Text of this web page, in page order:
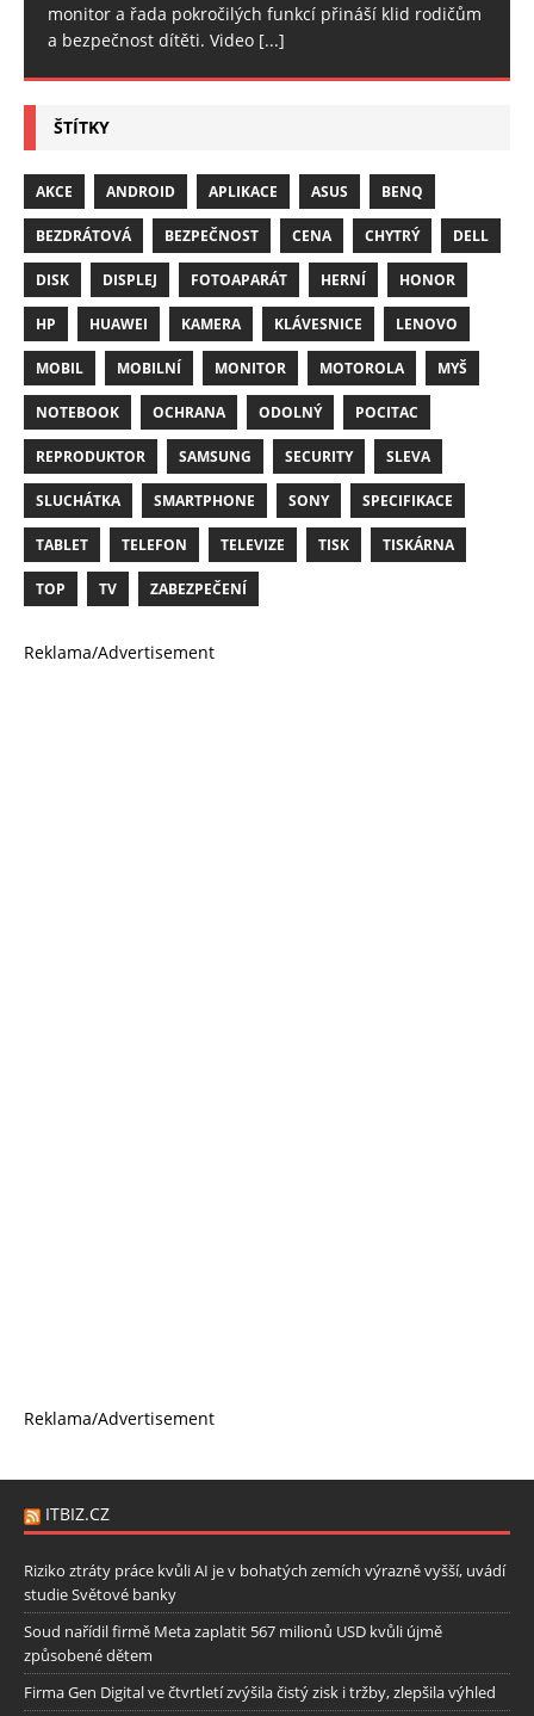
monitor a řada pokročilých funkcí přináší klid rodičům
a bezpečnost dítěti. Video [...]
ŠTÍTKY
AKCE ANDROID APLIKACE ASUS BENQ
BEZDRÁTOVÁ BEZPEČNOST CENA CHYTRÝ DELL
DISK DISPLEJ FOTOAPARÁT HERNÍ HONOR
HP HUAWEI KAMERA KLÁVESNICE LENOVO
MOBIL MOBILNÍ MONITOR MOTOROLA MYŠ
NOTEBOOK OCHRANA ODOLNÝ POCITAC
REPRODUKTOR SAMSUNG SECURITY SLEVA
SLUCHÁTKA SMARTPHONE SONY SPECIFIKACE
TABLET TELEFON TELEVIZE TISK TISKÁRNA
TOP TV ZABEZPEČENÍ
Reklama/Advertisement
Reklama/Advertisement
ITBIZ.CZ
Riziko ztráty práce kvůli AI je v bohatých zemích výrazně vyšší, uvádí
studie Světové banky
Soud nařídil firmě Meta zaplatit 567 milionů USD kvůli újmě
způsobené dětem
Firma Gen Digital ve čtvrtletí zvýšila čistý zisk i tržby, zlepšila výhled